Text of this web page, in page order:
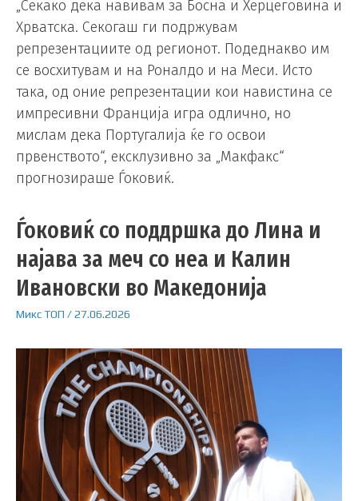
„Секако дека навивам за Босна и Херцеговина и
Хрватска. Секогаш ги подржувам
репрезентациите од регионот. Подеднакво им
се восхитувам и на Роналдо и на Меси. Исто
така, од оние репрезентации кои навистина се
импресивни Франција игра одлично, но
мислам дека Португалија ќе го освои
првенството“, ексклузивно за „Макфакс“
прогнозираше Ѓоковиќ.
Ѓоковиќ со поддршка до Лина и
најава за меч со неа и Калин
Ивановски во Македонија
МиксТОП /27.06.2026